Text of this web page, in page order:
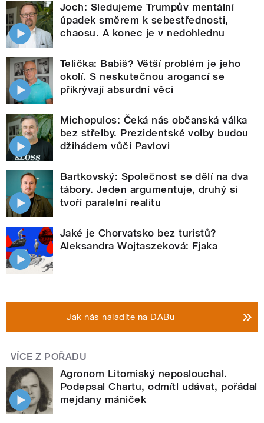
Joch: Sledujeme Trumpův mentální
úpadek směrem k sebestřednosti,
chaosu. A konec je v nedohlednu
Telička: Babiš? Větší problém je jeho
okolí. S neskutečnou arogancí se
přikrývají absurdní věci
Michopulos: Čeká nás občanská válka
bez střelby. Prezidentské volby budou
džihádem vůči Pavlovi
Bartkovský: Společnost se dělí na dva
tábory. Jeden argumentuje, druhý si
tvoří paralelní realitu
Jaké je Chorvatsko bez turistů?
Aleksandra Wojtaszeková: Fjaka
Jak nás naladíte na DABu
VÍCE Z POŘADU
Agronom Litomiský neposlouchal.
Podepsal Chartu, odmítl udávat, pořádal
mejdany mániček